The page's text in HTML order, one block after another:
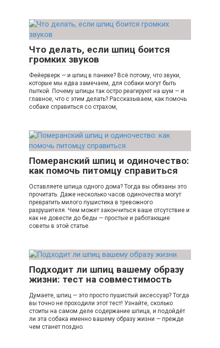
Что делать, если шпиц боится
громких звуков
Фейерверк — и шпиц в панике? Всё потому, что звуки,
которые мы едва замечаем, для собаки могут быть
пыткой. Почему шпицы так остро реагируют на шум — и
главное, что с этим делать? Рассказываем, как помочь
собаке справиться со страхом,
Померанский шпиц и одиночество:
как помочь питомцу справиться
Оставляете шпица одного дома? Тогда вы обязаны это
прочитать. Даже несколько часов одиночества могут
превратить милого пушистика в тревожного
разрушителя. Чем может закончиться ваше отсутствие и
как не довести до беды — простые и работающие
советы в этой статье.
Подходит ли шпиц вашему образу
жизни: тест на совместимость
Думаете, шпиц — это просто пушистый аксессуар? Тогда
вы точно не проходили этот тест! Узнайте, сколько
стоиты на самом деле содержание шпица, и подойдёт
ли эта собака именно вашему образу жизни — прежде
чем станет поздно.